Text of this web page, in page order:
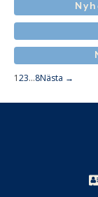
123…8Nästa →